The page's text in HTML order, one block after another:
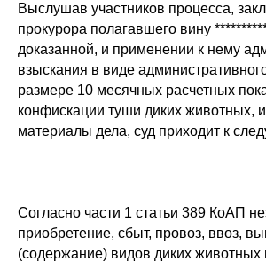
Выслушав участников процесса,
прокурора полагавшего вину
доказанной, и применении к нему
взыскания в виде
размере 10 месячных расчетных
конфискации туши диких животных,
материалы дела, суд приходит к
Согласно части 1 статьи 389 КоАП
приобретение, сбыт, провоз, ввоз,
(содержание) видов диких животных